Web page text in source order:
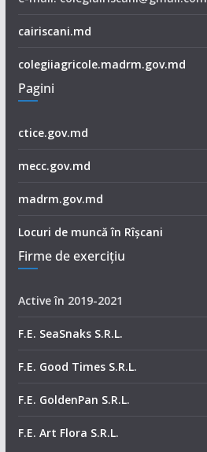
cairiscani.md
colegiiagricole.madrm.gov.md
Pagini
ctice.gov.md
mecc.gov.md
madrm.gov.md
Locuri de muncă în Rîșcani
Firme de exerciţiu
Active în 2019-2021
F.E. SeaSnaks S.R.L.
F.E. Good Times S.R.L.
F.E. GoldenPan S.R.L.
F.E. Art Flora S.R.L.